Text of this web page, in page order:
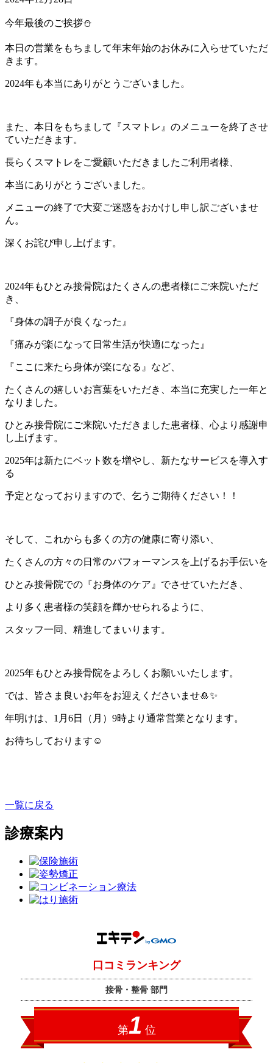
今年最後のご挨拶⛄️
本日の営業をもちまして年末年始のお休みに入らせていただ
きます。
2024年も本当にありがとうございました。
また、本日をもちまして『スマトレ』のメニューを終了させ
ていただきます。
長らくスマトレをご愛顧いただきましたご利用者様、
本当にありがとうございました。
メニューの終了で大変ご迷惑をおかけし申し訳ございませ
ん。
深くお詫び申し上げます。
2024年もひとみ接骨院はたくさんの患者様にご来院いただ
き、
『身体の調子が良くなった』
『痛みが楽になって日常生活が快適になった』
『ここに来たら身体が楽になる』 など、
たくさんの嬉しいお言葉をいただき、本当に充実した一年と
なりました。
ひとみ接骨院にご来院いただきました患者様、心より感謝申
し上げます。
2025年は新たにベット数を増やし、新たなサービスを導入す
る
予定となっておりますので、 乞うご期待ください！！
そして、これからも多くの方の健康に寄り添い、
たくさんの方々の日常のパフォーマンスを上げるお手伝いを
ひとみ接骨院での『お身体のケア』でさせていただき、
より多く患者様の笑顔を輝かせられるように、
スタッフ一同、精進してまいります。
2025年もひとみ接骨院をよろしくお願いいたします。
では、皆さま良いお年をお迎えくださいませ🎍✨
年明けは、1月6日（月）9時より通常営業となります。
お待ちしております☺️
一覧に戻る
診療案内